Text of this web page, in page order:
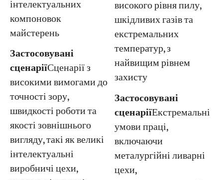
інтелектуальних
компоновок
майстерень
Застосовувані
сценаріїСценарії з
високими вимогами до
точності зору,
швидкості роботи та
якості зовнішнього
вигляду, такі як великі
інтелектуальні
виробничі цехи,
високого рівня пилу,
шкідливих газів та
екстремальних
температур, з
найвищим рівнем
захисту
Застосовувані
сценаріїЕкстремальні
умови праці,
включаючи
металургійні ливарні
цехи,